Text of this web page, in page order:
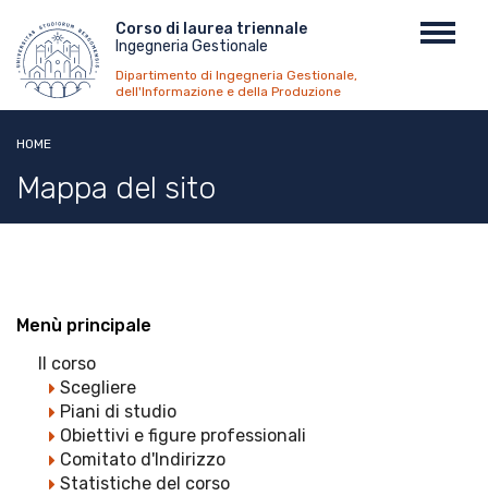
contenuto
principale
Menu
top
Corso di laurea triennale
Ingegneria Gestionale
Dipartimento di Ingegneria Gestionale,
dell'Informazione e della Produzione
HOME
Mappa del sito
Menù principale
Il corso
Scegliere
Piani di studio
Obiettivi e figure professionali
Comitato d'Indirizzo
Statistiche del corso